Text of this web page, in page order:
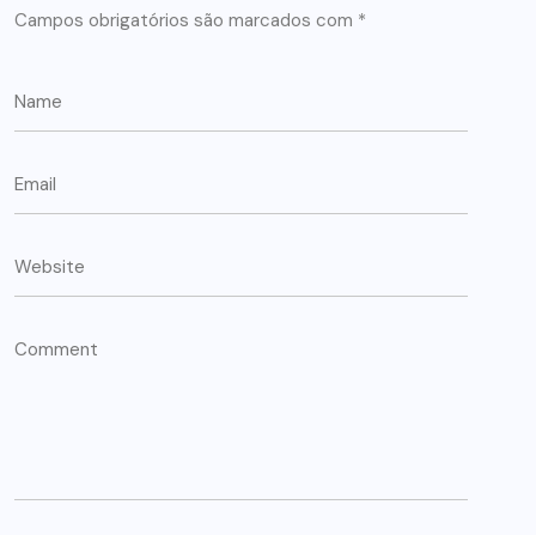
Campos obrigatórios são marcados com *